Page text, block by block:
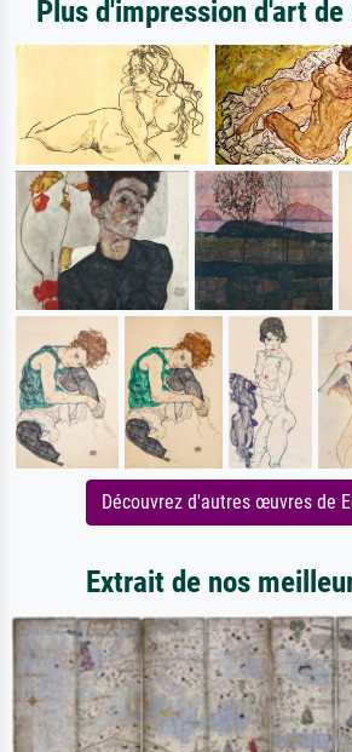
Plus d'impression d'art
Découvrez d'autres œuvres de
Extrait de nos